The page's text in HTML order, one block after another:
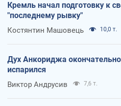
Кремль начал подготовку к
"последнему рывку"
Костянтин Машовець 10,0 т.
Дух Анкориджа окончательно
испарился
Виктор Андрусив 7,6 т.